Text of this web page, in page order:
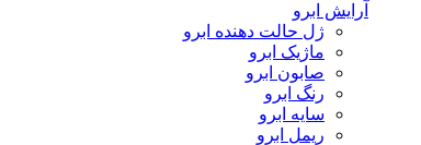
آرایش ابرو
ژل حالت دهنده ابرو
ماژیک ابرو
صابون ابرو
رنگ ابرو
سایه ابرو
ریمل ابرو